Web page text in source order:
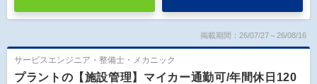
掲載期間：26/07/27～26/08/16
サービスエンジニア・整備士・メカニック
プラントの【施設管理】マイカー通勤可/年間休日120